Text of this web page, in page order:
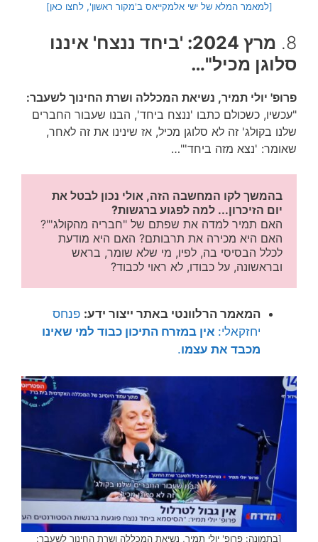
[למאמר המלא של ישי אלמקייאס ב'מקור ראשון', לחצו כאן]
8.
מרץ 2024: 'ביחד ננצח' איננו
סלוגן מכיל"…
פרופ' יולי תמיר, נשיאת המכללה ושרת החינוך לשעבר:
"עכשיו, כשכולם כתבו 'ננצח ביחד', הבנו שעבור החברים
שלנו בקולג' זה לא סלוגן מכיל, אז שינינו את זה לאחר,
שאומר: 'נצא מזה ביחד'"…
יום הזיכרון... למה לפגוע ברגשות?
ובראשונה, על כבודו, לא ראוי לכבוד?
המאמר הרלוונטי באתר ייצור ידע: פנחס
יחזקאלי: אין במזרח התיכון כבוד למי שאינו
מכבד את עצמו.
[בתמונה: פרופ' יולי תמיר, נשיאת המכללה ושרת החינוך לשעבר: